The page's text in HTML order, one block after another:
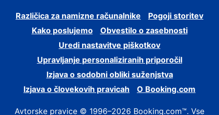
Različica za namizne računalnike
Pogoji storitev
Kako poslujemo
Obvestilo o zasebnosti
Uredi nastavitve piškotkov
Upravljanje personaliziranih priporočil
Izjava o sodobni obliki suženjstva
Izjava o človekovih pravicah
O Booking.com
Avtorske pravice © 1996–2026 Booking.com™. Vse